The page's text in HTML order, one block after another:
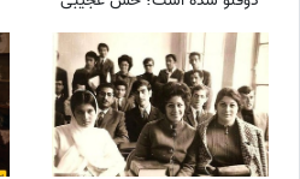
داشتم چون فهمیدم پسرم یه...